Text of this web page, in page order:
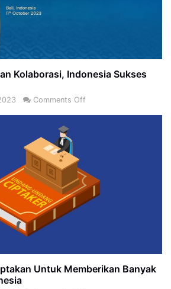
Kolaborasi, Indonesia Sukses
Comments Off
Untuk Memberikan Banyak